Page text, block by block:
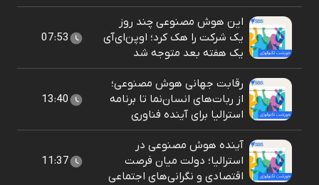
این هوش مصنوعی چند روز
یک شرکت را هک کرد؛ اوپن‌ای‌آی
یک هفته بعد متوجه شد
07:53
رقابت جهانی هوش مصنوعی؛
از ربات‌های انسان‌نما تا برنامه
استرالیا برای آینده فناوری
13:40
آینده هوش مصنوعی در
استرالیا؛ دولت میان فرصت
اقتصادی و نگرانی‌های اجتماعی
11:37